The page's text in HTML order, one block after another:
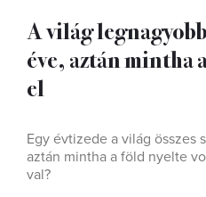
A világ
éve, aztán mintha
el
Egy évtizede a világ összes
aztán mintha a föld nyelte
val?